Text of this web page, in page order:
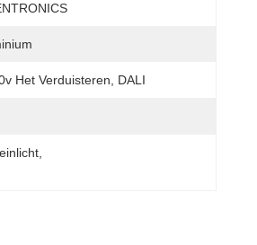
Het Verduisteren, DALI
,